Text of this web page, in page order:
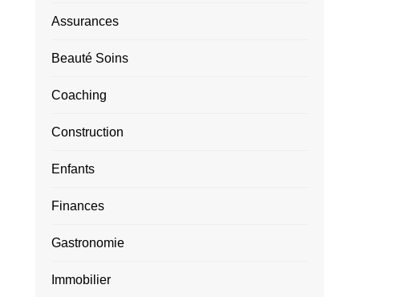
Assurances
Beauté Soins
Coaching
Construction
Enfants
Finances
Gastronomie
Immobilier